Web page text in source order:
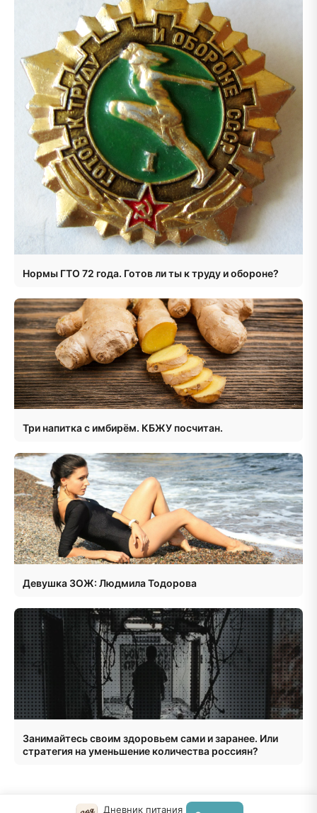
Нормы ГТО 72 года. Готов ли ты к труду и обороне?
Три напитка с имбирём. КБЖУ посчитан.
Девушка ЗОЖ: Людмила Тодорова
Занимайтесь своим здоровьем сами и заранее. Или
стратегия на уменьшение количества россиян?
Дневник питания